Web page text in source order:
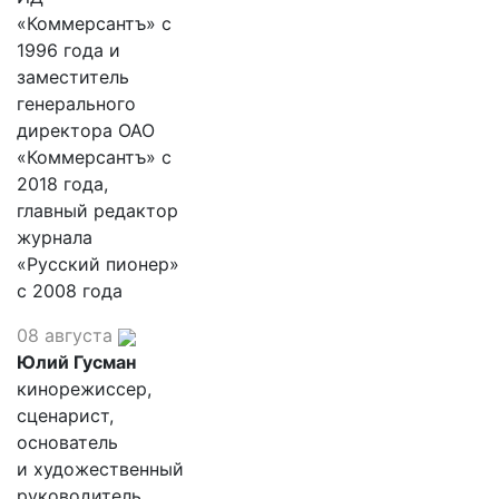
«Коммерсантъ» с
1996 года и
заместитель
генерального
директора ОАО
«Коммерсантъ» с
2018 года,
главный редактор
журнала
«Русский пионер»
с 2008 года
08 августа
Юлий Гусман
кинорежиссер,
сценарист,
основатель
и художественный